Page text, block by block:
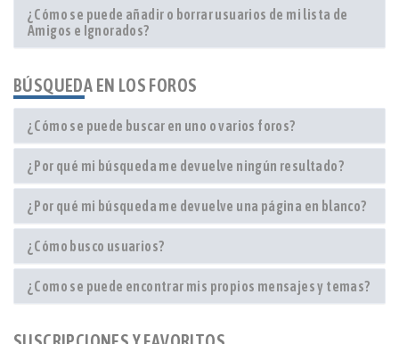
¿Cómo se puede añadir o borrar usuarios de mi lista de
Amigos e Ignorados?
BÚSQUEDA EN LOS FOROS
¿Cómo se puede buscar en uno o varios foros?
¿Por qué mi búsqueda me devuelve ningún resultado?
¿Por qué mi búsqueda me devuelve una página en blanco?
¿Cómo busco usuarios?
¿Como se puede encontrar mis propios mensajes y temas?